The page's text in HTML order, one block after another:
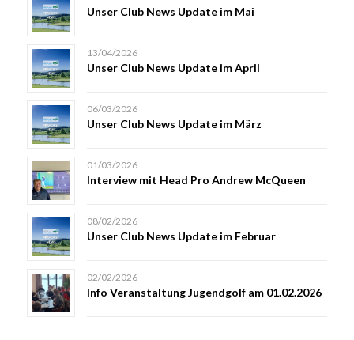
Unser Club News Update im Mai
13/04/2026
Unser Club News Update im April
06/03/2026
Unser Club News Update im März
01/03/2026
Interview mit Head Pro Andrew McQueen
08/02/2026
Unser Club News Update im Februar
02/02/2026
Info Veranstaltung Jugendgolf am 01.02.2026